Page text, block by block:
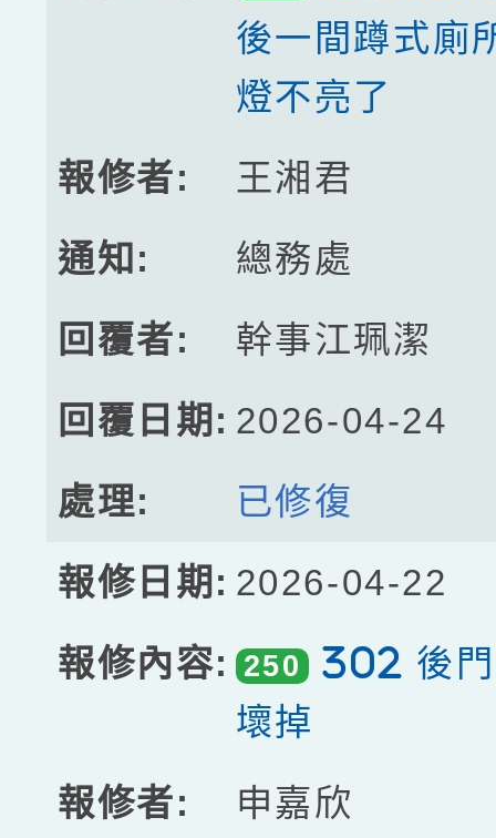
後一間蹲式廁
燈不亮了
王湘君
總務處
幹事江珮潔
2026-04-24
已修復
2026-04-22
250
302 後
壞掉
申嘉欣